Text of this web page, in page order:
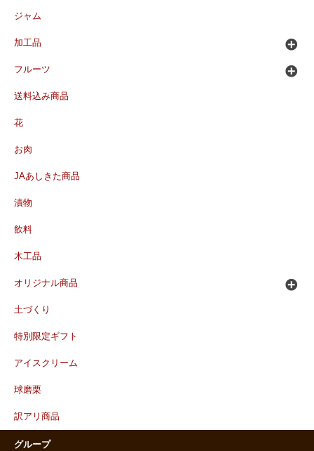
ジャム
加工品
フルーツ
送料込み商品
花
お肉
JAあしきた商品
漬物
飲料
木工品
オリジナル商品
土づくり
特別限定ギフト
アイスクリーム
球磨栗
訳アリ商品
グループ